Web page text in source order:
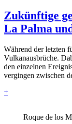
Zukünftige
La Palma
Während der letzten
Vulkanausbrüche.
den einzelnen
vergingen zwischen
+
Roque de los